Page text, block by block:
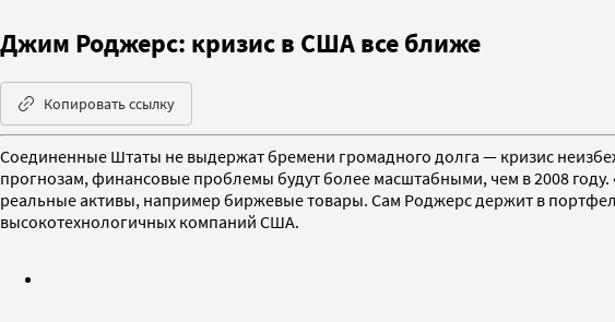
Джим Роджерс: кризис в США все ближе
Копировать ссылку
Соединенные Штаты не выдержат бремени громадного долга — кризис
прогнозам, финансовые проблемы будут более масштабными, чем в 2008
реальные активы, например биржевые товары. Сам Роджерс держит в
высокотехнологичных компаний США.